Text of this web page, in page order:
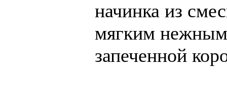
начинка из
мягким
запеченной